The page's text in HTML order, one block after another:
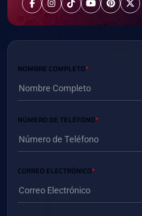
NOMBRE COMPLETO*
NÚMERO DE TELÉFONO*
CORREO ELECTRÓNICO*